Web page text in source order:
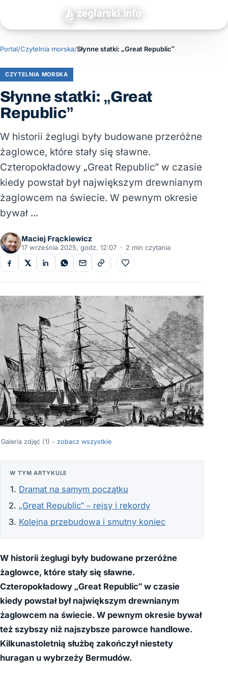
Portal/Czytelnia morska/Słynne statki: „Great Republic”
CZYTELNIA MORSKA
Słynne statki: „Great
Republic”
W historii żeglugi były budowane przeróżne
żaglowce, które stały się sławne.
Czteropokładowy „Great Republic” w czasie
kiedy powstał był największym drewnianym
żaglowcem na świecie. W pewnym okresie
bywał …
Maciej Frąckiewicz
17 września 2025, godz. 12:07 · 2 min czytania
Do ulubionych
Galeria zdjęć (1) - zobacz wszystkie
W TYM ARTYKULE
Dramat na samym początku
„Great Republic” – rejsy i rekordy
Kolejna przebudowa i smutny koniec
W historii żeglugi były budowane przeróżne
żaglowce, które stały się sławne.
Czteropokładowy „Great Republic” w czasie
kiedy powstał był największym drewnianym
żaglowcem na świecie. W pewnym okresie bywał
też szybszy niż najszybsze parowce handlowe.
Kilkunastoletnią służbę zakończył niestety
huragan u wybrzeży Bermudów.